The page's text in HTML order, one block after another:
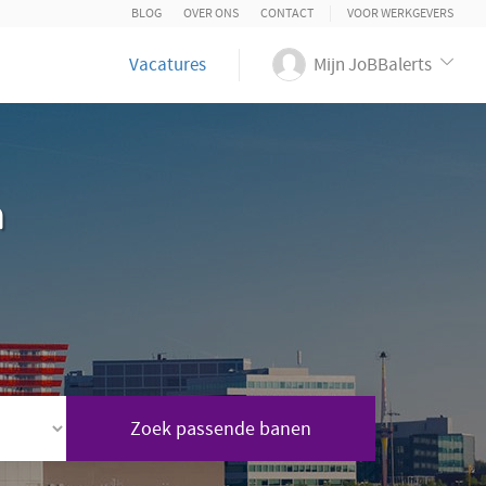
BLOG OVER ONS CONTACT VOOR WERKGEVERS
Vacatures Mijn JoBBalerts
Zoek passende banen